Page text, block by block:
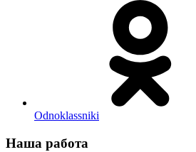
Odnoklassniki
Наша работа